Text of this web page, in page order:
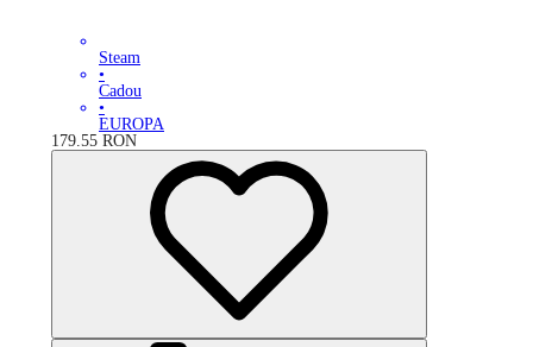
Steam
•
Cadou
•
EUROPA
179.55 RON